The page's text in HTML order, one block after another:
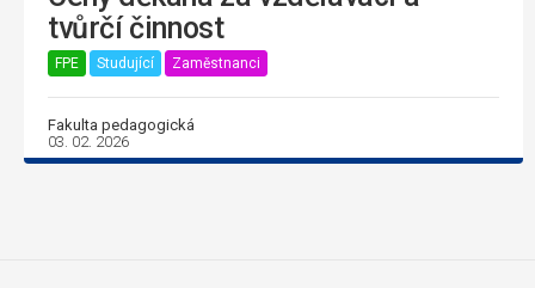
tvůrčí činnost
FPE Studující Zaměstnanci
Fakulta pedagogická
03. 02. 2026